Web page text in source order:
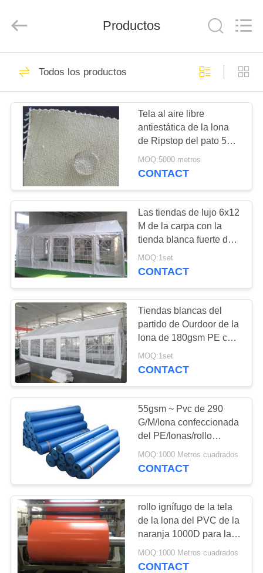
HOGAR
PRODUCTOS
SOBRE
NOSOTROS
VIAJE
DE
LA
FÁBRICA
CONTROL
DE
CALIDAD
ÉNTRENOS
EN
CONTACTO
CON
MAPA
SITIO
PRIVACY
POLICY
Enterprise
Management
All
Reserved.
Tienda de lona al
aire libre
Tiendas al aire libre
del partido
30
Tela de la lona de la
tienda
tela de la lona del
pvc
Productos
Todos los productos
Tela al aire libre
antiestática de la lona
de Ripstop del pato 56
pulgadas para los
bolsos del equipaje
MOQ:5000 metros
CONTACT
Las tiendas de lujo 6x12
M de la carpa con la
tienda blanca fuerte del
partido de la lona de
200gsm PE con
empernaron el marco de
acero
MOQ:1set
CONTACT
Tiendas blancas del
partido de Ourdoor de la
lona de 180gsm PE con
Windows para escardar
MOQ:1set
CONTACT
55gsm ~ Pvc de 290
G/M/lona confeccionada
del PE/lonas/rollo
polivinílicos de la lona
MOQ:1000 Metros cuadrados
CONTACT
rollo ignífugo de la tela
de la lona del PVC de la
naranja 1000D para la
cubierta, sombra, tienda
MOQ:1000 Metros cuadrados
CONTACT